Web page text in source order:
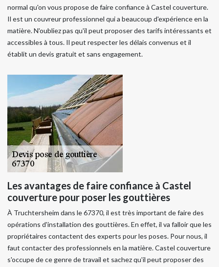
normal qu'on vous propose de faire confiance à Castel couverture.
Il est un couvreur professionnel qui a beaucoup d'expérience en la
matière. N'oubliez pas qu'il peut proposer des tarifs intéressants et
accessibles à tous. Il peut respecter les délais convenus et il
établit un devis gratuit et sans engagement.
Les avantages de faire confiance à Castel
couverture pour poser les gouttières
À Truchtersheim dans le 67370, il est très important de faire des
opérations d'installation des gouttières. En effet, il va falloir que les
propriétaires contactent des experts pour les poses. Pour nous, il
faut contacter des professionnels en la matière. Castel couverture
s'occupe de ce genre de travail et sachez qu'il peut proposer des